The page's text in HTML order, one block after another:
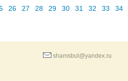
26 27 28 29 30 31 32 33
34
shamsbul@yandex.ru